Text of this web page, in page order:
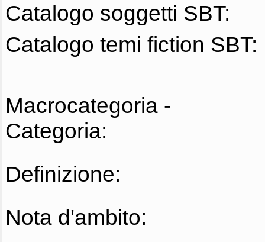
Catalogo soggetti SBT:
Catalogo temi fiction SBT:
Macrocategoria -
Categoria:
Definizione:
Nota d'ambito: